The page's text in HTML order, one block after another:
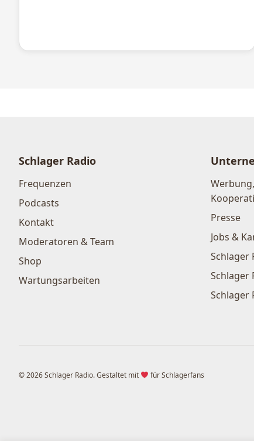
Schlager Radio
Frequenzen
Podcasts
Kontakt
Moderatoren & Team
Shop
Wartungsarbeiten
Presse
Jobs &
Schlager
Schlager
Schlager
© 2026 Schlager Radio. Gestaltet mit für Schlagerfans